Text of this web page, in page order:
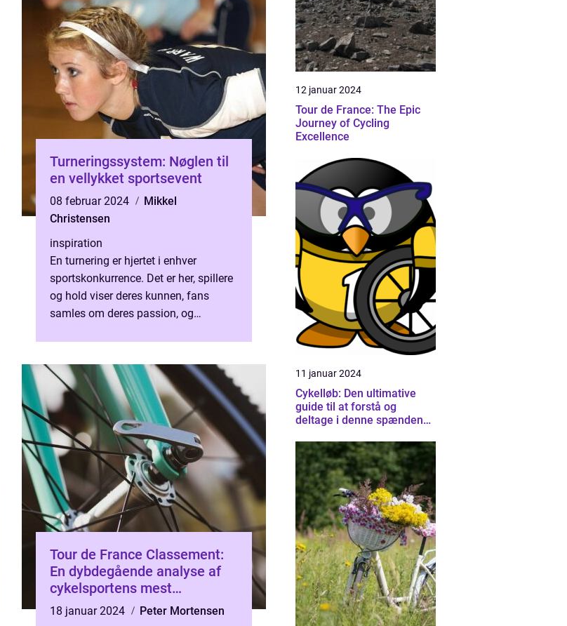
Turneringssystem: Nøglen til
en vellykket sportsevent
08 februar 2024
Mikkel
Christensen
inspiration
En turnering er hjertet i enhver
sportskonkurrence. Det er her, spillere
og hold viser deres kunnen, fans
samles om deres passion, og
Tour de France Classement:
En dybdegående analyse af
cykelsportens mest
prestigefyldte rangliste
18 januar 2024
Peter Mortensen
12 januar 2024
Tour de France: The Epic
Journey of Cycling
Excellence
11 januar 2024
Cykelløb: Den ultimative
guide til at forstå og
deltage i denne spændende